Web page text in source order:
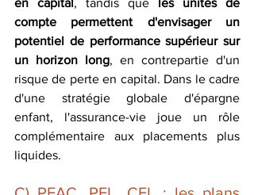
compte permettent d'envisager un
potentiel de performance supérieur sur
un horizon long, en contrepartie d'un
risque de perte en capital. Dans le cadre
d'une stratégie globale d'épargne
enfant, l'assurance-vie joue un rôle
complémentaire aux placements plus
liquides.